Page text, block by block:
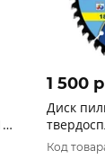
1 500 p
Диск
ТОНКИЙ,
Код